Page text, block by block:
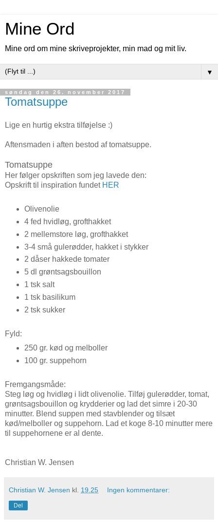
Mine Ord
Mine ord om mine skriveprojekter, min mad og mit liv.
▼
søndag den 26. november 2017
Tomatsuppe
Lige en hurtig ekstra tilføjelse :)
Aftensmaden i aften bestod af tomatsuppe.
Tomatsuppe
Her følger opskriften som jeg lavede den:
Opskrift til inspiration fundet HER
Olivenolie
4 fed hvidløg, grofthakket
2 mellemstore løg, grofthakket
3-4 små gulerødder, hakket i stykker
2 dåser hakkede tomater
5 dl grøntsagsbouillon
1 tsk salt
1 tsk basilikum
2 tsk sukker
Fyld:
250 gr. kød og melboller
100 gr. suppehorn
Fremgangsmåde:
Steg løg og hvidløg i lidt olivenolie. Tilføj gulerødder, tomat,
grøntsagsbouillon og krydderier og lad det simre i 20-30
minutter. Blend suppen med stavblender og tilsæt
kød/melboller og suppehorn. Lad et koge 8-10 minutter mere
til suppehornene er al dente.
Christian W. Jensen
Christian W. Jensen kl. 19.25 Ingen kommentarer:
Del